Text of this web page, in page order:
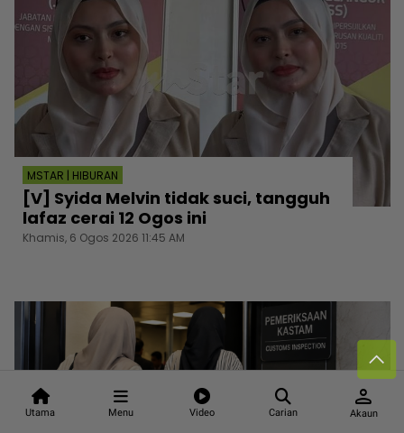
Utama Menu Video Carian
person
Akaun
MSTAR | HIBURAN
[V] Syida Melvin tidak suci, tangguh
lafaz cerai 12 Ogos ini
Khamis, 6 Ogos 2026 11:45 AM